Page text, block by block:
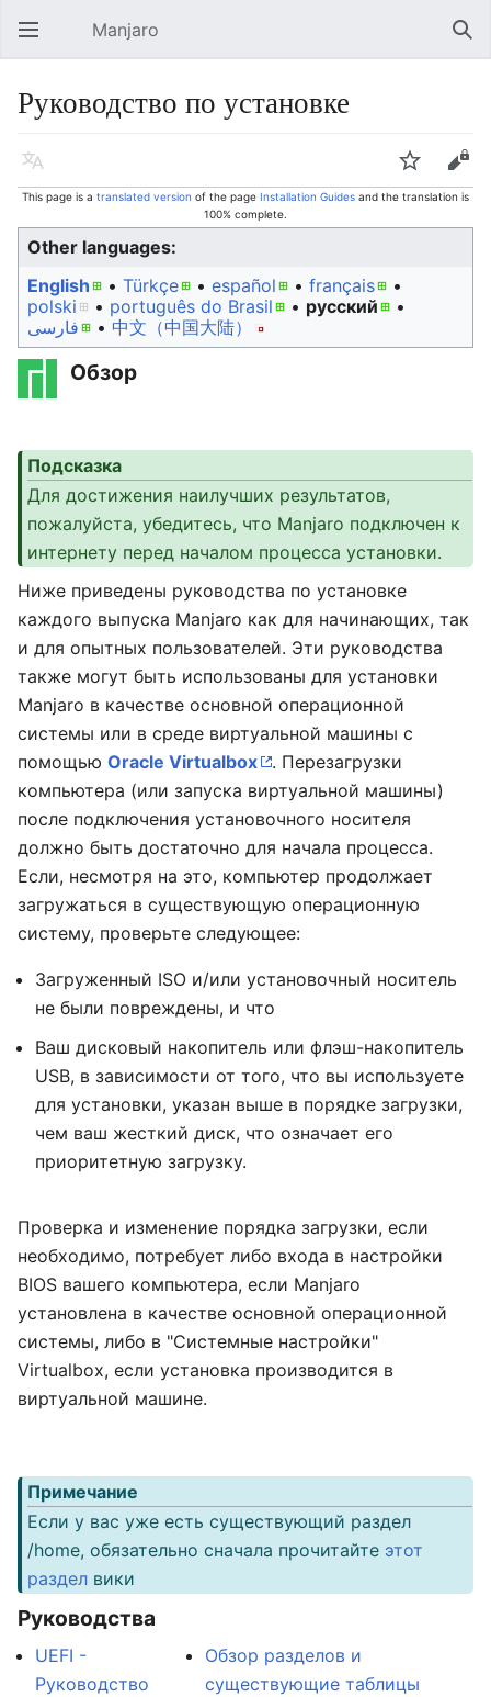
Open main menu Manjaro
Руководство по установке
Language Watch Edit
This page is a translated version of the page Installation Guides and the translation is
100% complete.
Other languages:
English
• ‎ Türkçe • ‎ español • ‎ français
•
polski • ‎ português do Brasil • ‎ русский
•
فارسی • ‎ 中文（中国大陆）‎
Обзор
Подсказка
Для достижения наилучших результатов,
пожалуйста, убедитесь, что Manjaro подключен к
интернету перед началом процесса установки.
Ниже приведены руководства по установке
каждого выпуска Manjaro как для начинающих, так
и для опытных пользователей. Эти руководства
также могут быть использованы для установки
Manjaro в качестве основной операционной
системы или в среде виртуальной машины с
помощью Oracle Virtualbox
. Перезагрузки
компьютера (или запуска виртуальной машины)
после подключения установочного носителя
должно быть достаточно для начала процесса.
Если, несмотря на это, компьютер продолжает
загружаться в существующую операционную
систему, проверьте следующее:
Загруженный ISO и/или установочный носитель
не были повреждены, и что
Ваш дисковый накопитель или флэш-накопитель
USB, в зависимости от того, что вы используете
для установки, указан выше в порядке загрузки,
чем ваш жесткий диск, что означает его
приоритетную загрузку.
Проверка и изменение порядка загрузки, если
необходимо, потребует либо входа в настройки
BIOS вашего компьютера, если Manjaro
установлена в качестве основной операционной
системы, либо в "Системные настройки"
Virtualbox, если установка производится в
виртуальной машине.
Примечание
Если у вас уже есть существующий раздел
/home, обязательно сначала прочитайте этот
раздел вики
Руководства
UEFI -
Руководство
Обзор разделов и
существующие таблицы